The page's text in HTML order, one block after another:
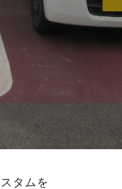
タムを